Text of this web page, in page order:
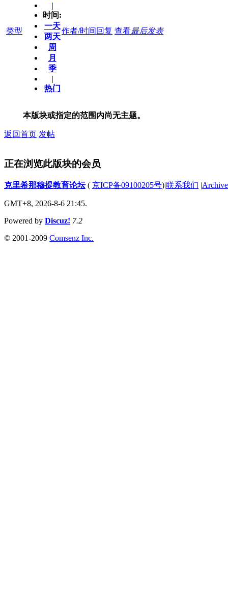
类型
|
时间:
一天
两天
周
月
季
|
热门
作者/时间 回复 查看最后发表
本版块或指定的范围内尚无主题。
返回首页 发帖
正在浏览此版块的会员
克里希那穆提教育论坛( 京ICP备09100205号)|联系我们 |
GMT+8, 2026-8-6 21:45.
Powered by Discuz! 7.2
© 2001-2009 Comsenz Inc.